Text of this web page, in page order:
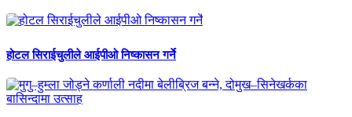
होटल सिराईचुलीले आईपीओ निष्कासन गर्ने